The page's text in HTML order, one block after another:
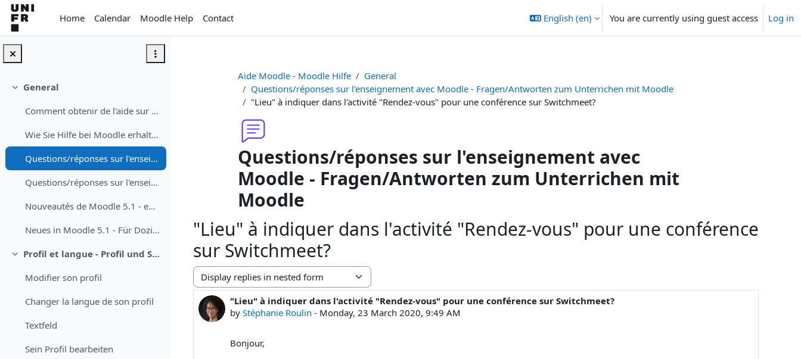
Skip to main content
Home
Calendar Moodle Help Contact English ‎(en)‎ You are currently using guest access Log in
Collapse
General
Comment obtenir de l'aide sur Moodle
Wie Sie Hilfe bei Moodle erhalten können
Questions/réponses sur l'enseignement avec Moodle - Fragen/Antworten zum Unterrichen mit Moodle
Questions/réponses sur l'enseignement avec Teams dans les auditoires - Fragen/Antworten zum Studium mit Teams in dem Auditorium
Nouveautés de Moodle 5.1 - enseignant·e
Neues in Moodle 5.1 - Für Dozierende
Collapse
Profil et langue - Profil und Sprache
Modifier son profil
Changer la langue de son profil
Textfeld
Sein Profil bearbeiten
Aide Moodle - Moodle Hilfe
General
Questions/réponses sur l'enseignement avec Moodle - Fragen/Antworten zum Unterrichen mit Moodle
"Lieu" à indiquer dans l'activité "Rendez-vous" pour une conférence sur Switchmeet?
Questions/réponses sur l'enseignement avec
Moodle - Fragen/Antworten zum Unterrichen mit
Moodle
"Lieu" à indiquer dans l'activité "Rendez-vous" pour une conférence
sur Switchmeet?
Display mode
"Lieu" à indiquer dans l'activité "Rendez-vous" pour une conférence sur Switchmeet?
by Stéphanie Roulin - Monday, 23 March 2020, 9:49 AM
Number of replies: 5
Bonjour,